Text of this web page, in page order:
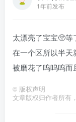
1年前发布
太漂亮了宝宝🥺
在一个区所以半
被磨花了呜呜呜而
© 版权声明
文章版权归作者所有